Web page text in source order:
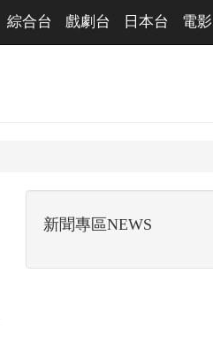
綜合台 戲劇台 日本台 電
新聞專區NEWS